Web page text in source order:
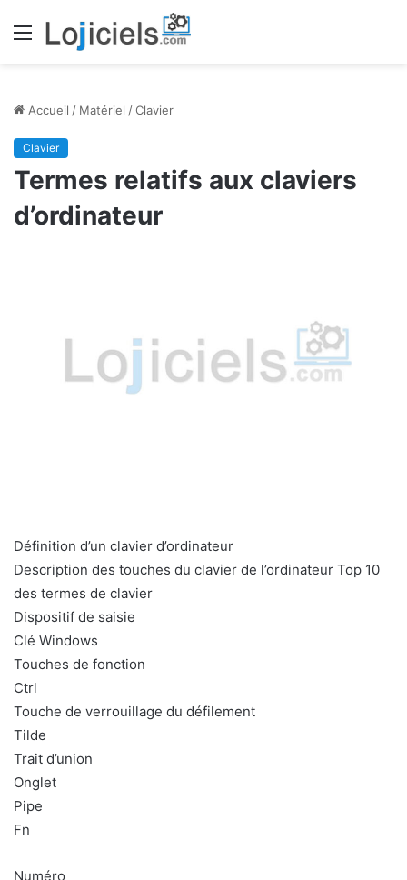
Menu
Accueil / Matériel /Clavier
Clavier
Termes relatifs aux claviers
d’ordinateur
Définition d’un clavier d’ordinateur
Description des touches du clavier de l’ordinateur Top 10
des termes de clavier
Dispositif de saisie
Clé Windows
Touches de fonction
Ctrl
Touche de verrouillage du défilement
Tilde
Trait d’union
Onglet
Pipe
Fn
Numéro